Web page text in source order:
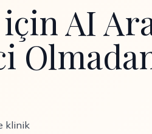
AI
klinik